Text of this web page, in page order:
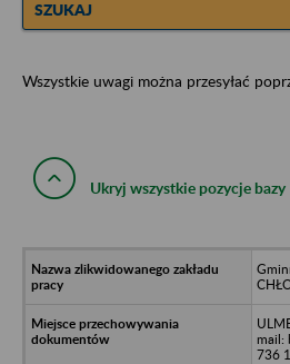
SZUKAJ
Wszystkie uwagi można przesyłać
Ukryj wszystkie pozycje bazy
mail:
736